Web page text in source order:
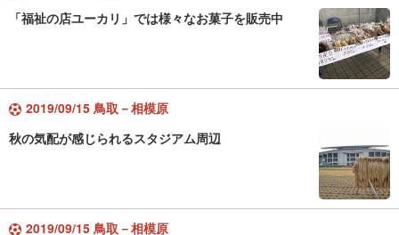
「福祉の店ユーカリ」では様々なお菓子を販売中
2019/09/15 鳥取－相模原
秋の気配が感じられるスタジアム周辺
2019/09/15 鳥取－相模原